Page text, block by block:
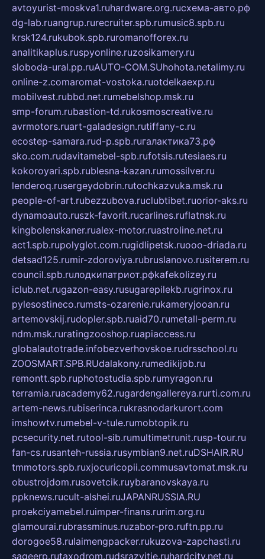
avtoyurist-moskva1.ruhardware.org.ruсхема-авто.рф
dg-lab.ruangrup.rurecruiter.spb.rumusic8.spb.ru
krsk124.rukubok.spb.ruromanofforex.ru
analitikaplus.ruspyonline.ruzosikamery.ru
sloboda-ural.pp.ruAUTO-COM.SUhohota.netalimy.ru
online-z.comaromat-vostoka.ruotdelkaexp.ru
mobilvest.rubbd.net.rumebelshop.msk.ru
smp-forum.rubastion-td.rukosmoscreative.ru
avrmotors.ruart-galadesign.rutiffany-c.ru
ecostep-samara.rud-p.spb.ruгалактика73.рф
sko.com.rudavitamebel-spb.rufotsis.rutesiaes.ru
kokoroyari.spb.rublesna-kazan.rumossilver.ru
lenderoq.rusergeydobrin.rutochkazvuka.msk.ru
people-of-art.rubezzubova.ruclubtibet.ruorior-aks.ru
dynamoauto.ruszk-favorit.rucarlines.ruflatnsk.ru
kingbolenskaner.rualex-motor.ruastroline.net.ru
act1.spb.rupolyglot.com.rugidlipetsk.ruooo-driada.ru
detsad125.rumir-zdoroviya.rubruslanovo.rusiterem.ru
council.spb.ruлодкипатриот.рфkafekolizey.ru
iclub.net.rugazon-easy.rusugarepilekb.rugrinox.ru
pylesostineco.rumsts-ozarenie.rukameryjooan.ru
artemovskij.rudopler.spb.ruaid70.rumetall-perm.ru
ndm.msk.ruratingzooshop.ruapiaccess.ru
globalautotrade.infobezverhovskoe.rudrsschool.ru
ZOOSMART.SPB.RUdalakony.rumedikijob.ru
remontt.spb.ruphotostudia.spb.rumyragon.ru
terramia.ruacademy62.rugardengallereya.rurti.com.ru
artem-news.rubiserinca.rukrasnodarkurort.com
imshowtv.rumebel-v-tule.rumobtopik.ru
pcsecurity.net.rutool-sib.rumultimetrunit.rusp-tour.ru
fan-cs.rusanteh-russia.rusymbian9.net.ruDSHAIR.RU
tmmotors.spb.ruxjocuricopii.commusavtomat.msk.ru
obustrojdom.rusovetcik.ruybaranovskaya.ru
ppknews.rucult-alshei.ruJAPANRUSSIA.RU
proekciyamebel.ruimper-finans.rurim.org.ru
glamourai.rubrassminus.ruzabor-pro.ruftn.pp.ru
dorogoe58.rulaimengpacker.rukuzova-zapchasti.ru
sageerp.rutaxodrom.rudsrazvitie.ruhardcity.net.ru